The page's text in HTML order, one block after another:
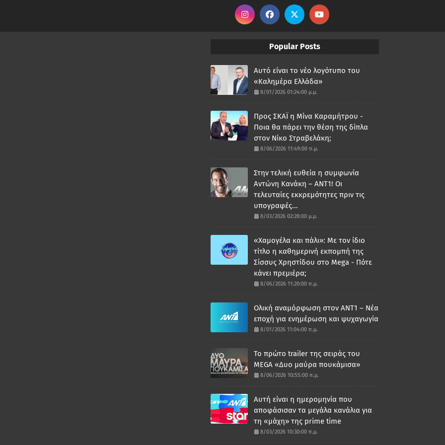
Popular Posts
Αυτό είναι το νέο λογότυπο του
«Καλημέρα Ελλάδα»
8/01/2026 01:24:00 μ.μ.
Προς ΣΚΑΪ η Μίνα Καραμήτρου -
Ποια θα πάρει την θέση της δίπλα
στον Νίκο Στραβελάκη;
8/06/2026 11:49:00 π.μ.
Στην τελική ευθεία η συμφωνία
Αντώνη Κανάκη – ΑΝΤ1! Οι
τελευταίες εκκρεμότητες πριν τις
υπογραφές...
8/03/2026 02:28:00 μ.μ.
«Χαμογέλα και πάλι»: Με τον ίδιο
τίτλο η καθημερινή εκπομπή της
Σίσσυς Χρηστίδου στο Mega - Πότε
κάνει πρεμιέρα;
8/06/2026 11:20:00 π.μ.
Ολική αναμόρφωση στον ΑΝΤ1 – Νέα
εποχή για ενημέρωση και ψυχαγωγία
8/01/2026 11:04:00 π.μ.
Το πρώτο trailer της σειράς του
MEGA «Δυο μαύρα πουκάμισα»
8/06/2026 10:55:00 π.μ.
Αυτή είναι η ημερομηνία που
αποφάσισαν τα μεγάλα κανάλια για
τη «μάχη» της prime time
8/03/2026 10:30:00 π.μ.